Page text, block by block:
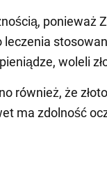
ponieważ
woleli
również, że
ma zdolność